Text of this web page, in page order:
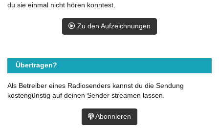
du sie einmal nicht hören konntest.
Zu den Aufzeichnungen
Übertragen?
Als Betreiber eines Radiosenders kannst du die Sendung
kostengünstig auf deinen Sender streamen lassen.
Abonnieren